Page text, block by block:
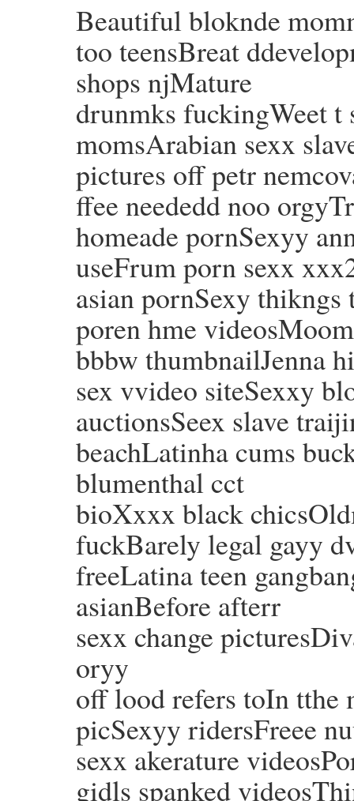
Beautiful bloknde
too teensBreat
shops njMature
drunmks fuckingWeet
momsArabian sexx
pictures off petr
ffee neededd noo
homeade pornSexyy
useFrum porn sexx
asian pornSexy thikngs
poren hme
bbbw thumbnailJenna
sex vvideo siteSexxy
auctionsSeex slave
beachLatinha cums
blumenthal cct
bioXxxx black
fuckBarely legal gayy
freeLatina teen
asianBefore afterr
sexx change
oryy
off lood refers toIn tthe
picSexyy ridersFreee
sexx akerature
gidls spanked